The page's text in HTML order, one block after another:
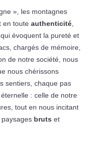
», les montagnes
en toute authenticité,
évoquent la pureté et
chargés de mémoire,
de notre société, nous
nous chérissons
sentiers, chaque pas
: celle de notre
tout en nous incitant
bruts et